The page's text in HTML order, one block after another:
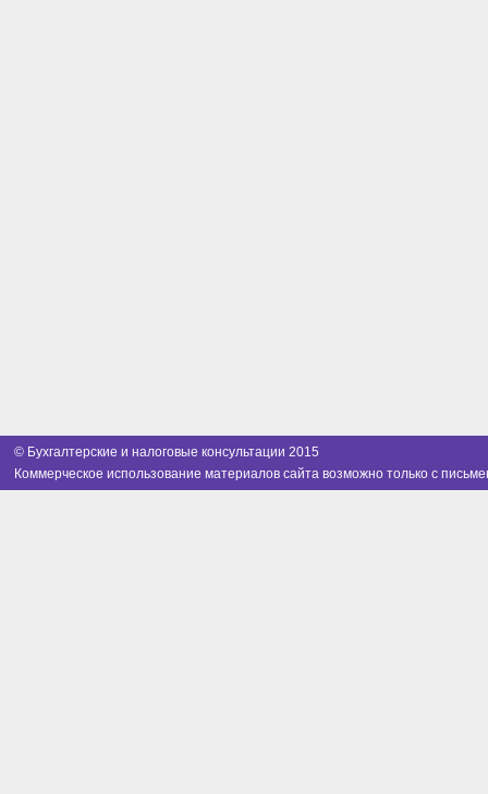
© Бухгалтерские и налоговые консультации 2015
Коммерческое использование материалов сайта возможно только с